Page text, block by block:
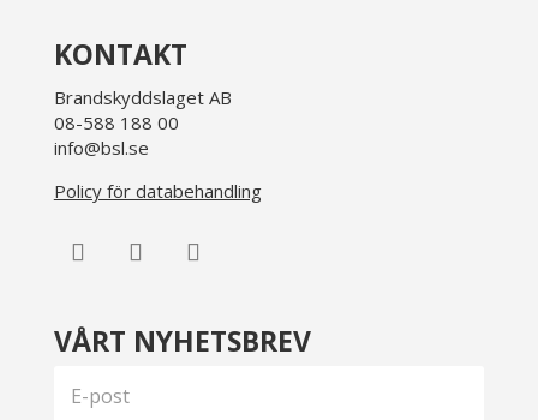
KONTAKT
Brandskyddslaget AB
08-588 188 00
info@bsl.se
Policy för databehandling
VÅRT NYHETSBREV